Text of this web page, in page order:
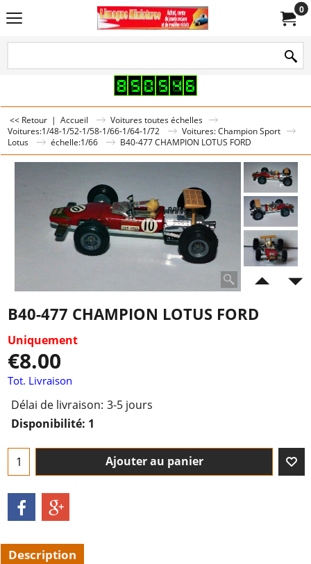
0
<< Retour | Accueil
Voitures toutes échelles
Voitures:1/48-1/52-1/58-1/66-1/64-1/72
Voitures: Champion Sport
Lotus
échelle:1/66 B40-477 CHAMPION LOTUS FORD
B40-477 CHAMPION LOTUS FORD
Uniquement
€8.00
Tot. Livraison
Délai de livraison: 3-5 jours
Disponibilité: 1
Ajouter au panier
Description